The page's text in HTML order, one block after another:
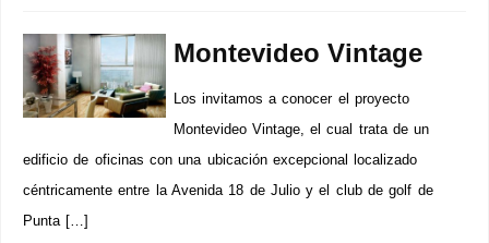
Montevideo Vintage
Los invitamos a conocer el proyecto
Montevideo Vintage, el cual trata de un
edificio de oficinas con una ubicación excepcional localizado
céntricamente entre la Avenida 18 de Julio y el club de golf de
Punta […]